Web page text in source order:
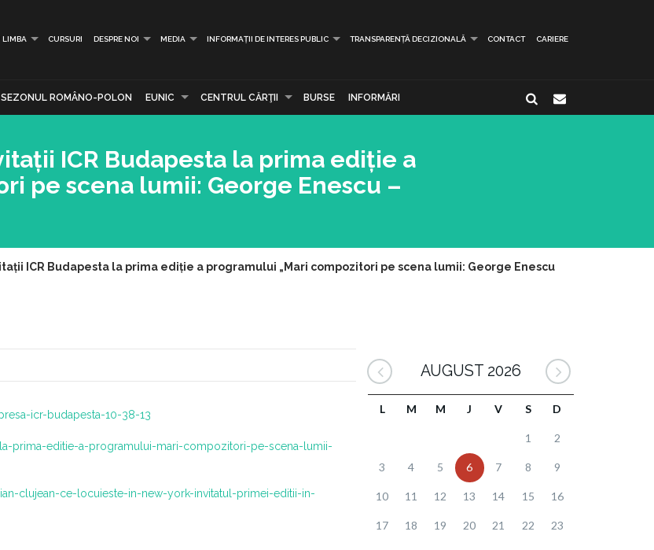
LIMBA CURSURI DESPRE NOI MEDIA INFORMAȚII DE INTERES PUBLIC TRANSPARENȚĂ DECIZIONALĂ CONTACT CARIERE
SEZONUL ROMÂNO-POLON EUNIC CENTRUL CĂRŢII BURSE INFORMĂRI
ICR Budapesta la prima ediție a
pe scena lumii: George Enescu –
ICR Budapesta la prima ediție a programului „Mari compozitori pe scena lumii: George Enescu
icr-budapesta-10-38-13
prima-editie-a-programului-mari-compozitori-pe-scena-lumii-
clujean-ce-locuieste-in-new-york-invitatul-primei-editii-in-
AUGUST 2026
L M M J V S D
1 2
3 4 5 6 7 8 9
10 11 12 13 14 15 16
17 18 19 20 21 22 23